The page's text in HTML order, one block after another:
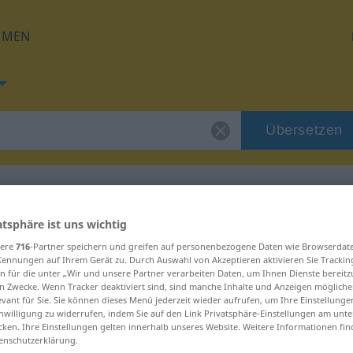
Übersetzen
für "kreideweiß"
ist uns wichtig
716-Partner speichern und greifen auf personenbezogene Daten wie
auf Ihrem Gerät zu. Durch Auswahl von Akzeptieren aktivieren Sie
für die unter „Wir und unsere Partner verarbeiten Daten, um Ihnen Dienste
Zwecke. Wenn Tracker deaktiviert sind, sind manche Inhalte und Anzeigen
für Sie. Sie können dieses Menü jederzeit wieder aufrufen, um Ihre
zu widerrufen, indem Sie auf den Link Privatsphäre-Einstellungen am
Ihre Einstellungen gelten innerhalb unseres Website. Weitere Informationen